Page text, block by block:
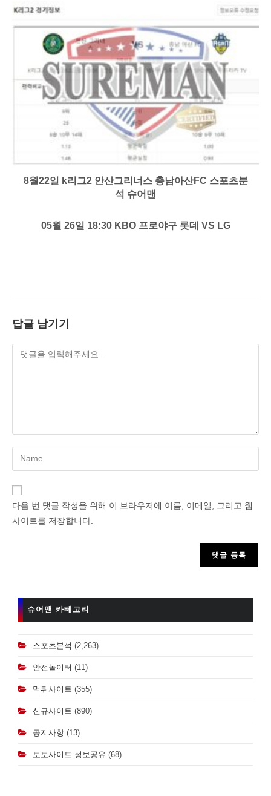
8월22일 k리그2 안산그리너스 충남아산FC 스포츠분
석 슈어맨
05월 26일 18:30 KBO 프로야구 롯데 VS LG
답글 남기기
Enter
your
name
다음 번 댓글 작성을 위해 이 브라우저에 이름, 이메일, 그리고 웹
사이트를 저장합니다.
슈어맨 카테고리
스포츠분석 (2,263)
안전놀이터 (11)
먹튀사이트 (355)
신규사이트 (890)
공지사항 (13)
토토사이트 정보공유 (68)